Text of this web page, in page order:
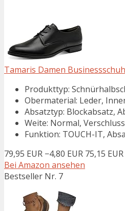
Tamaris Damen
Produkttyp:
Obermaterial: Leder,
Absatztyp: Blockabsatz,
Weite: Normal,
Funktion: TOUCH-IT,
79,95 EUR −4,80 EUR 75,15 EUR
Bei Amazon ansehen
Bestseller Nr. 7